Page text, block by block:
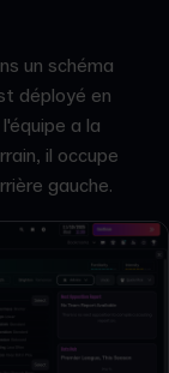
un schéma
déployé en
a la
il occupe
gauche.